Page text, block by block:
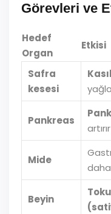
Görevleri ve
Hedef
Organ
Etkisi
Safra
kesesi
Pankreas
Mide
Beyin